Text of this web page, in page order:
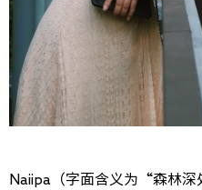
Naiipa（字面含义为“森林